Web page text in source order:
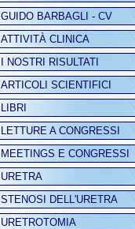
GUIDO BARBAGLI - CV
ATTIVITÀ CLINICA
I NOSTRI RISULTATI
ARTICOLI SCIENTIFICI
LIBRI
LETTURE A CONGRESSI
MEETINGS E CONGRESSI
URETRA
STENOSI DELL'URETRA
URETROTOMIA